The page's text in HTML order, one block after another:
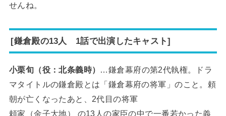
せんね。
[鎌倉殿の13人 1話で出演したキャスト]
小栗旬（役：北条義時） …鎌倉幕府の第2代執権。ドラ
マタイトルの鎌倉殿とは「鎌倉幕府の将軍」のこと。頼
朝が亡くなったあと、2代目の将軍
頼家（金子大地） の13人の家臣の中で一番若かった義